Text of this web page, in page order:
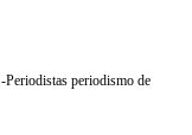
periodismo de